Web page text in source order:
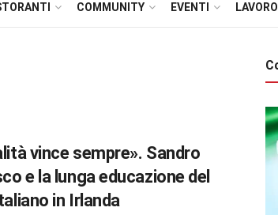
COMMUNITY EVENTI LAVORO
vince sempre». Sandro
e la lunga educazione del
in Irlanda